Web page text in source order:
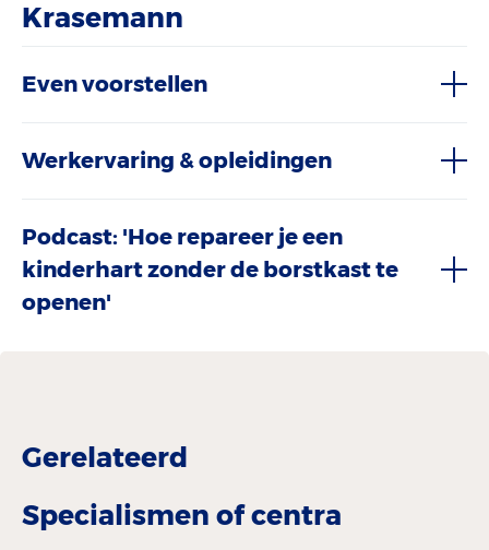
Krasemann
Even voorstellen
Werkervaring & opleidingen
Podcast: 'Hoe repareer je een
kinderhart zonder de borstkast te
openen'
Gerelateerd
Specialismen of centra